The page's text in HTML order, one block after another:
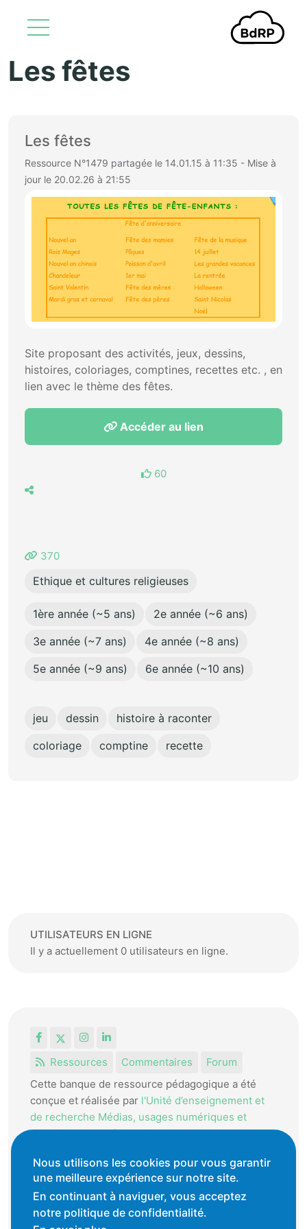
Les fêtes
Les fêtes
Ressource N°1479 partagée le 14.01.15 à 11:35 - Mise à
jour le 20.02.26 à 21:55
Site proposant des activités, jeux, dessins,
histoires, coloriages, comptines, recettes etc. , en
lien avec le thème des fêtes.
Accéder au lien
60
370
Ethique et cultures religieuses
1ère année (~5 ans)
2e année (~6 ans)
3e année (~7 ans)
4e année (~8 ans)
5e année (~9 ans)
6e année (~10 ans)
jeu dessin
histoire à raconter
coloriage
comptine recette
UTILISATEURS EN LIGNE
Il y a actuellement 0 utilisateurs en ligne.
FacebookInstagram
LinkedIn
Ressources
Commentaires
Forum
Cette banque de ressource pédagogique a été
conçue et réalisée par l'Unité d’enseignement et
de recherche Médias, usages numériques et
didactique de l’Informatique.
La HEP-VD met cet outil à disposition des
enseignantes et enseignants vaudois pour
favoriser l'échange de ressources pédagogiques.
Conditions générales d'utilisation
Nous utilisons les cookies pour vous garantir
une meilleure expérience sur notre site.
En continuant à naviguer, vous acceptez
notre politique de confidentialité.